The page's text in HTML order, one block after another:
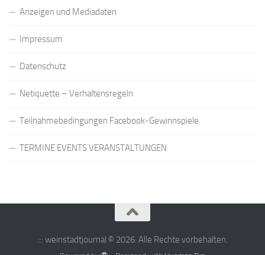
Anzeigen und Mediadaten
Impressum
Datenschutz
Netiquette – Verhaltensregeln
Teilnahmebedingungen Facebook-Gewinnspiele
TERMINE EVENTS VERANSTALTUNGEN
::: weinstadtjournal © 2026. Alle Rechte vorbehalten.